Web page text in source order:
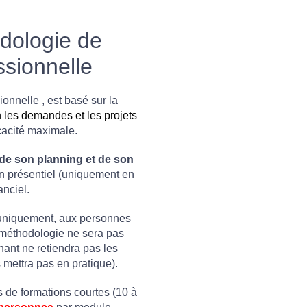
de
, est basé sur la
les demandes et les projets
maximale.
son planning et de son
présentiel (uniquement en
aux personnes
ne sera pas
ne retiendra pas les
pas en pratique).
de formations courtes (10 à